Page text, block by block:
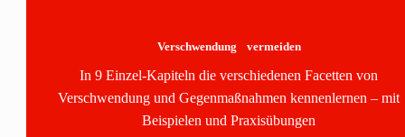
Verschwendung vermeiden
In 9 Einzel-Kapiteln die verschiedenen Facetten von
Verschwendung und Gegenmaßnahmen kennenlernen – mit
Beispielen und Praxisübungen